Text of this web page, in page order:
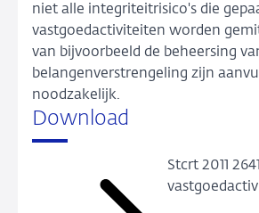
niet alle integriteitrisico's die
vastgoedactiviteiten worden
van bijvoorbeeld de beheersing
belangenverstrengeling zijn
noodzakelijk.
Download
Stcrt 2011